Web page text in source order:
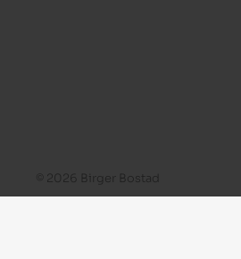
© 2026 Birger Bostad